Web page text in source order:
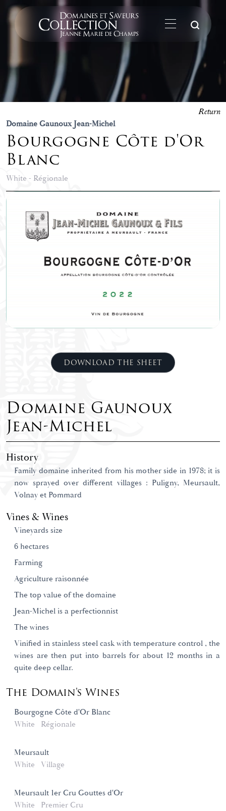
Domaine Gaunoux Jean-Michel
Bourgogne Côte d'Or
Blanc
White - Régionale
Return
DOWNLOAD THE SHEET
Domaine Gaunoux
Jean-Michel
History
Family domaine inherited from his mother side in 1978; it is
now sprayed over different villages : Puligny, Meursault,
Volnay et Pommard
Vines & Wines
Vineyards size
6 hectares
Farming
Agriculture raisonnée
The top value of the domaine
Jean-Michel is a perfectionnist
The wines
Vinified in stainless steel cask with temperature control , the
wines are then put into barrels for about 12 months in a
quite deep cellar.
The Domain's Wines
Bourgogne Côte d'Or Blanc
White
Régionale
Meursault
White
Village
Meursault 1er Cru Gouttes d'Or
White
Premier Cru